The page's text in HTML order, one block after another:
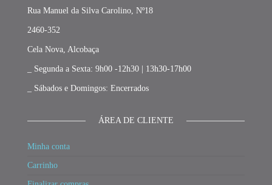
Rua Manuel da Silva Carolino, Nº18
2460-352
Cela Nova, Alcobaça
_ Segunda a Sexta: 9h00 -12h30 | 13h30-17h00
_ Sábados e Domingos: Encerrados
ÁREA DE CLIENTE
Minha conta
Carrinho